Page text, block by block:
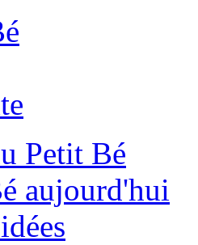
Petit Bé
aujourd'hui